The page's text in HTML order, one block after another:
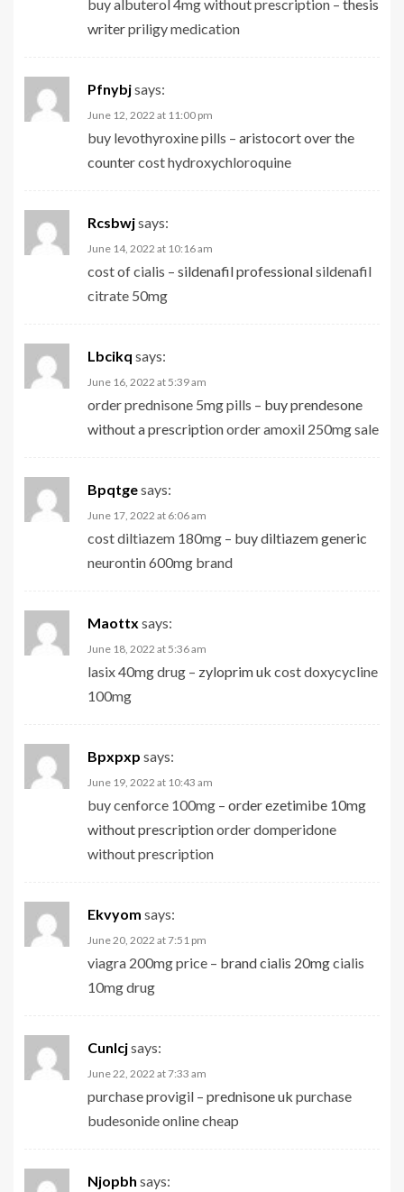
buy albuterol 4mg without prescription – thesis
writerpriligy medication
Pfnybjsays:
June 12, 2022 at 11:00 pm
buy levothyroxine pills – aristocort over the
countercost hydroxychloroquine
Rcsbwjsays:
June 14, 2022 at 10:16 am
cost of cialis – sildenafil professionalsildenafil
citrate 50mg
Lbcikq says:
June 16, 2022 at 5:39 am
order prednisone 5mg pills – buy prendesone
without a prescriptionorder amoxil 250mg sale
Bpqtgesays:
June 17, 2022 at 6:06 am
cost diltiazem 180mg – buy diltiazem generic
neurontin 600mg brand
Maottx says:
June 18, 2022 at 5:36 am
lasix 40mg drug – zyloprim uk cost doxycycline
100mg
Bpxpxp says:
June 19, 2022 at 10:43 am
buy cenforce 100mg – order ezetimibe 10mg
without prescriptionorder domperidone
without prescription
Ekvyom says:
June 20, 2022 at 7:51 pm
viagra 200mg price – brand cialis 20mgcialis
10mg drug
Cunlcjsays:
June 22, 2022 at 7:33 am
purchase provigil – prednisone uk purchase
budesonide online cheap
Njopbh says: